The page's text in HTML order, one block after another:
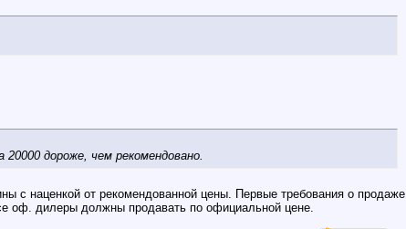
дороже, чем рекомендовано.
с наценкой от рекомендованной цены. Первые требования о продаже
оф. дилеры должны продавать по официальной цене.